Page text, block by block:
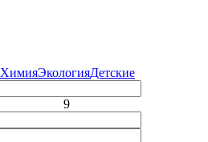
ХимияЭкологияДетские
9